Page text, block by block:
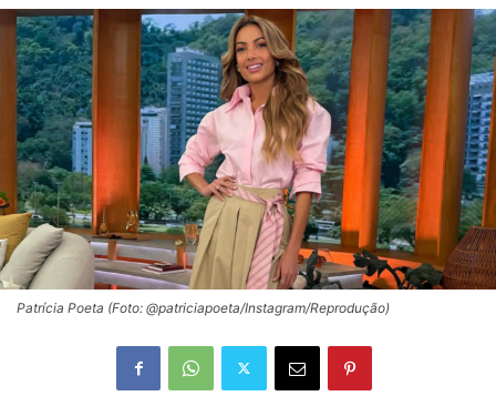
Patrícia Poeta (Foto: @patriciapoeta/Instagram/Reprodução)